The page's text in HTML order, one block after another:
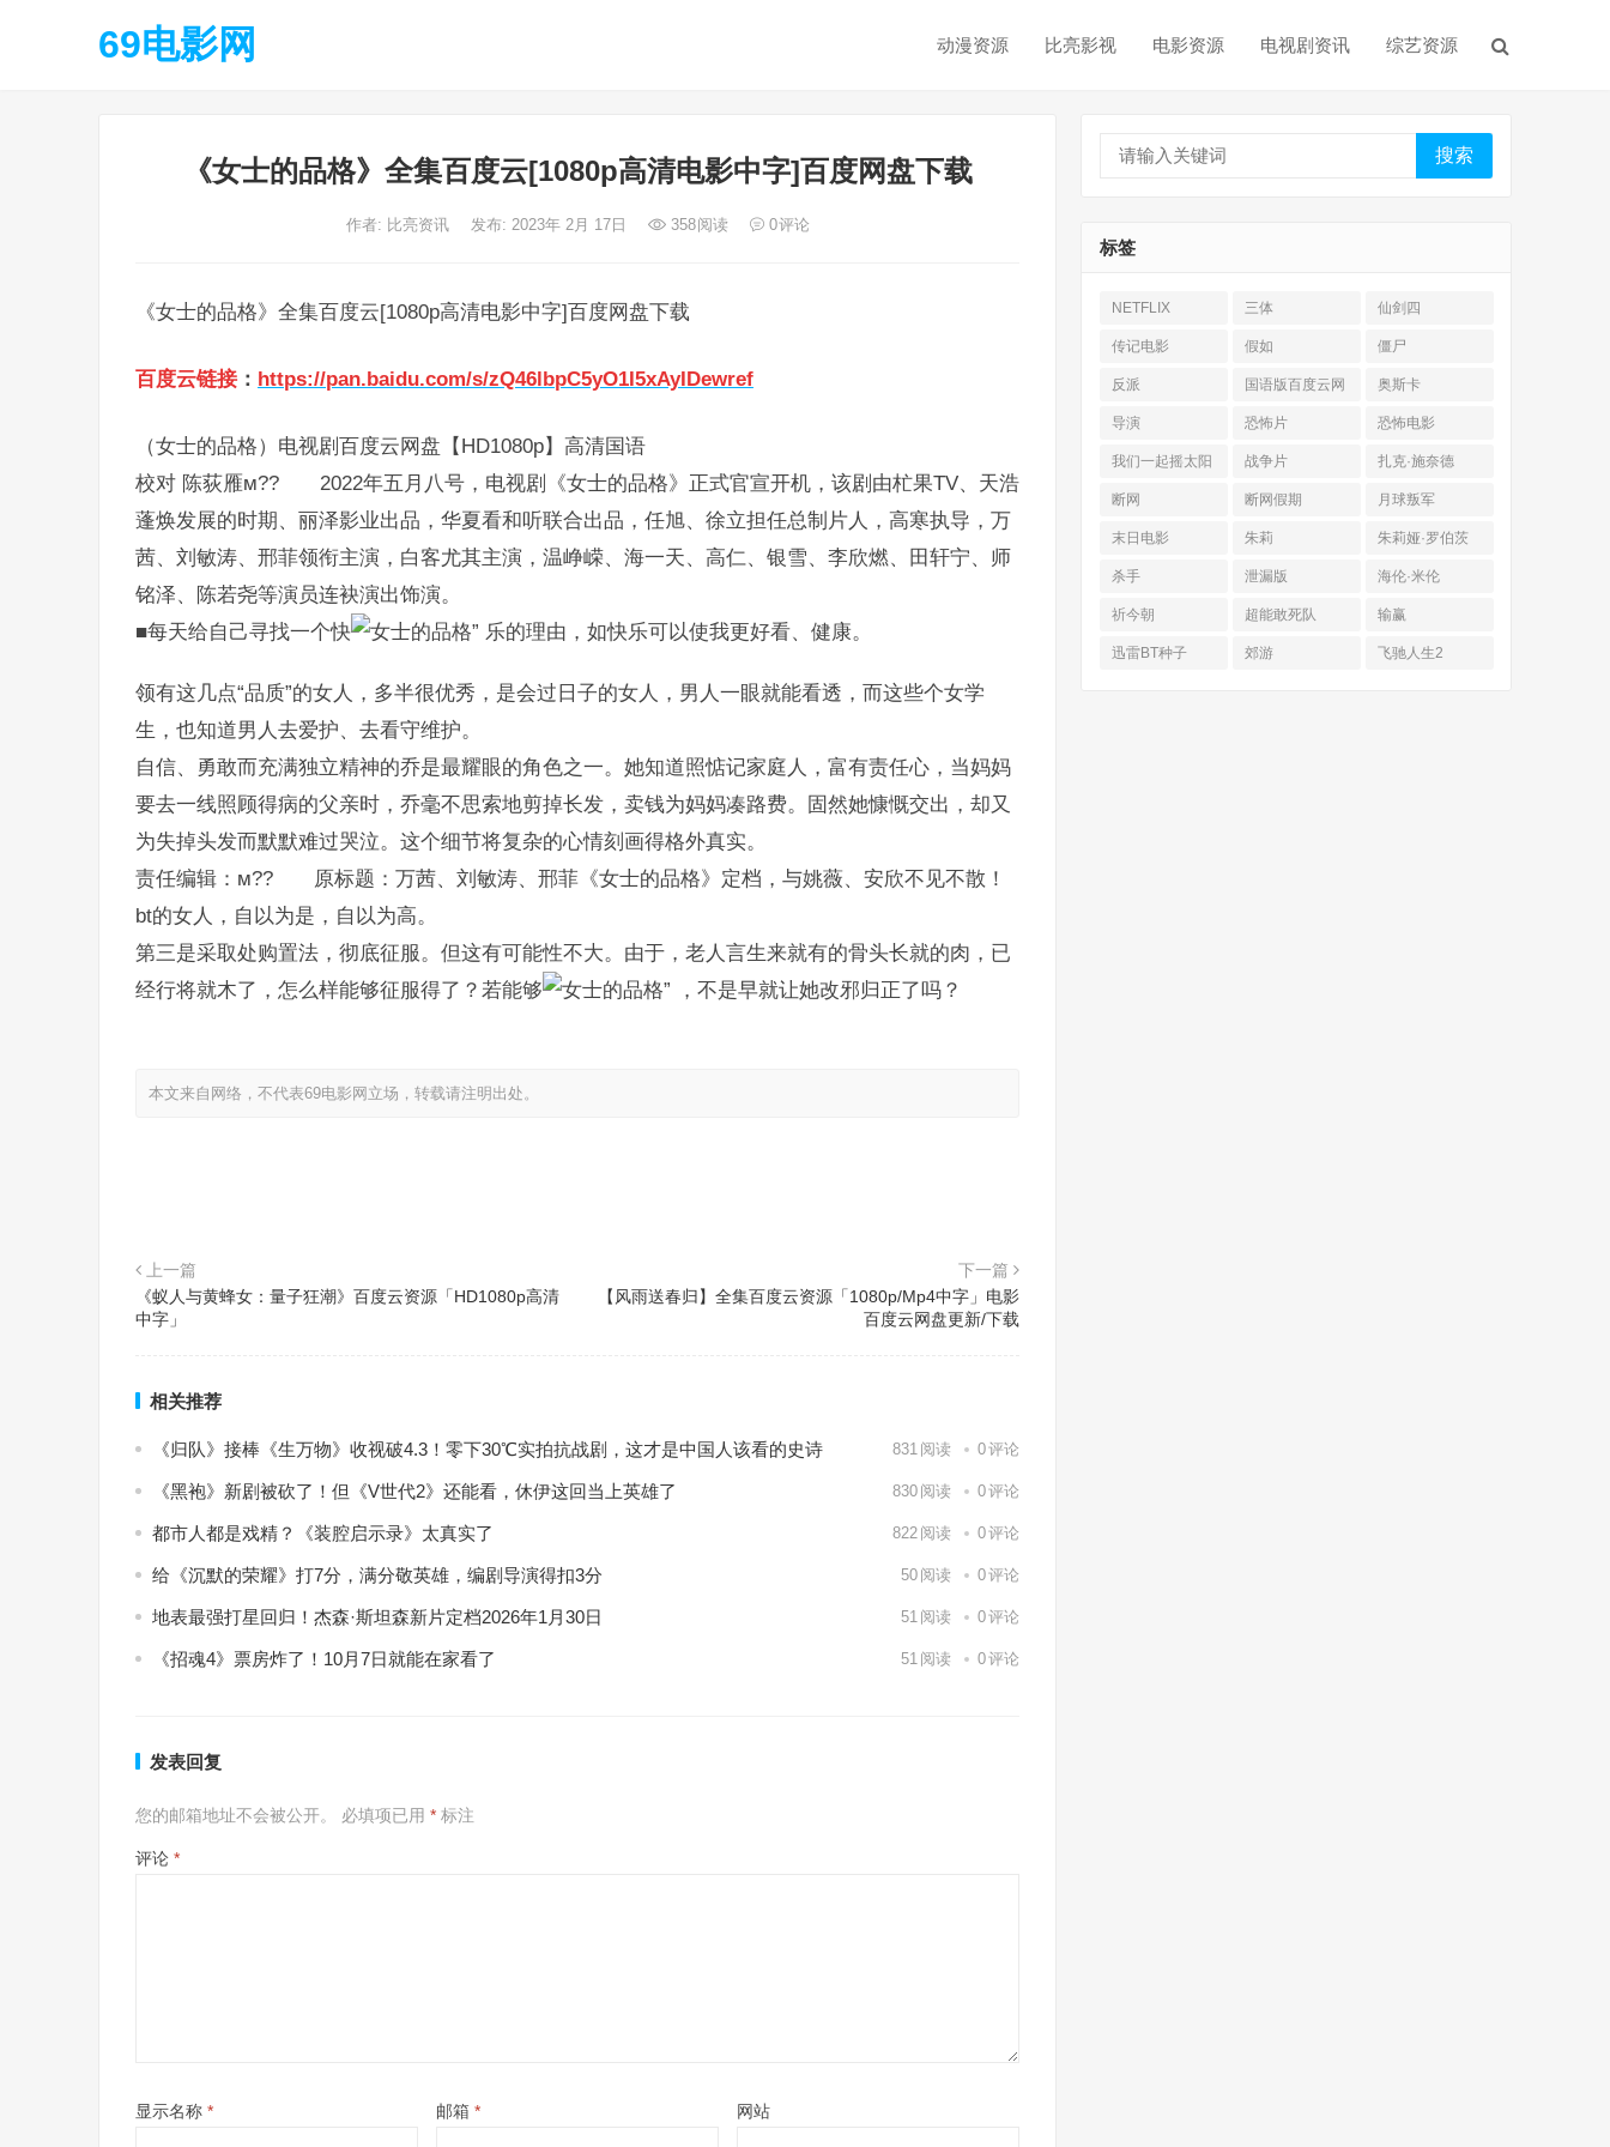
69电影网 动漫资源 比亮影视 电影资源 电视剧资讯 综艺资源
《女士的品格》全集百度云[1080p高清电影中字]百度网盘下载
作者: 比亮资讯 发布: 2023年 2月 17日 358阅读 0评论
《女士的品格》全集百度云[1080p高清电影中字]百度网盘下载
百度云链接 ： https://pan.baidu.com/s/zQ46lbpC5yO1I5xAyIDewref
（女士的品格）电视剧百度云网盘【HD1080p】高清国语
校对 陈荻雁м?? 2022年五月八号，电视剧《女士的品格》正式官宣开机，该剧由杧果TV、天浩
蓬焕发展的时期、丽泽影业出品，华夏看和听联合出品，任旭、徐立担任总制片人，高寒执导，万
茜、刘敏涛、邢菲领衔主演，白客尤其主演，温峥嵘、海一天、高仁、银雪、李欣燃、田轩宁、师
铭泽、陈若尧等演员连袂演出饰演。
■每天给自己寻找一个快
乐的理由，如快乐可以使我更好看、健康。
领有这几点“品质”的女人，多半很优秀，是会过日子的女人，男人一眼就能看透，而这些个女学
生，也知道男人去爱护、去看守维护。
自信、勇敢而充满独立精神的乔是最耀眼的角色之一。她知道照惦记家庭人，富有责任心，当妈妈
要去一线照顾得病的父亲时，乔毫不思索地剪掉长发，卖钱为妈妈凑路费。固然她慷慨交出，却又
为失掉头发而默默难过哭泣。这个细节将复杂的心情刻画得格外真实。
责任编辑：м?? 原标题：万茜、刘敏涛、邢菲《女士的品格》定档，与姚薇、安欣不见不散！
bt的女人，自以为是，自以为高。
第三是采取处购置法，彻底征服。但这有可能性不大。由于，老人言生来就有的骨头长就的肉，已
经行将就木了，怎么样能够征服得了？若能够
，不是早就让她改邪归正了吗？
本文来自网络，不代表69电影网立场，转载请注明出处。
上一篇
《蚁人与黄蜂女：量子狂潮》百度云资源「HD1080p高清
中字」
下一篇
【风雨送春归】全集百度云资源「1080p/Mp4中字」电影
百度云网盘更新/下载
相关推荐
《归队》接棒《生万物》收视破4.3！零下30℃实拍抗战剧，这才是中国人该看的史诗 831 阅读 0评论
《黑袍》新剧被砍了！但《V世代2》还能看，休伊这回当上英雄了 830 阅读 0评论
都市人都是戏精？《装腔启示录》太真实了 822 阅读 0评论
给《沉默的荣耀》打7分，满分敬英雄，编剧导演得扣3分 50 阅读 0评论
地表最强打星回归！杰森·斯坦森新片定档2026年1月30日 51 阅读 0评论
《招魂4》票房炸了！10月7日就能在家看了 51 阅读 0评论
发表回复
您的邮箱地址不会被公开。 必填项已用 * 标注
评论 *
显示名称 * 邮箱 * 网站
搜索
标签
NETFLIX 三体 仙剑四
传记电影 假如 僵尸
反派
国语版百度云网
盘
奥斯卡
导演 恐怖片 恐怖电影
我们一起摇太阳 战争片 扎克·施奈德
断网 断网假期 月球叛军
末日电影 朱莉 朱莉娅·罗伯茨
杀手 泄漏版 海伦·米伦
祈今朝 超能敢死队 输赢
迅雷BT种子 郊游 飞驰人生2